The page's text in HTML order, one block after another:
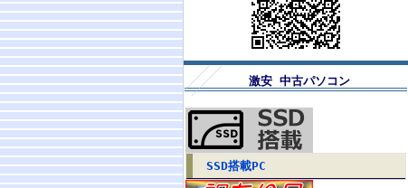
激安 中古パソコン
SSD搭載PC